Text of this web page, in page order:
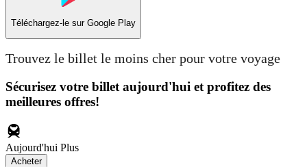
Téléchargez-le sur Google Play
Trouvez le billet le moins cher pour votre voyage
Sécurisez votre billet aujourd'hui et profitez des
meilleures offres!
Aujourd'hui Plus
Acheter